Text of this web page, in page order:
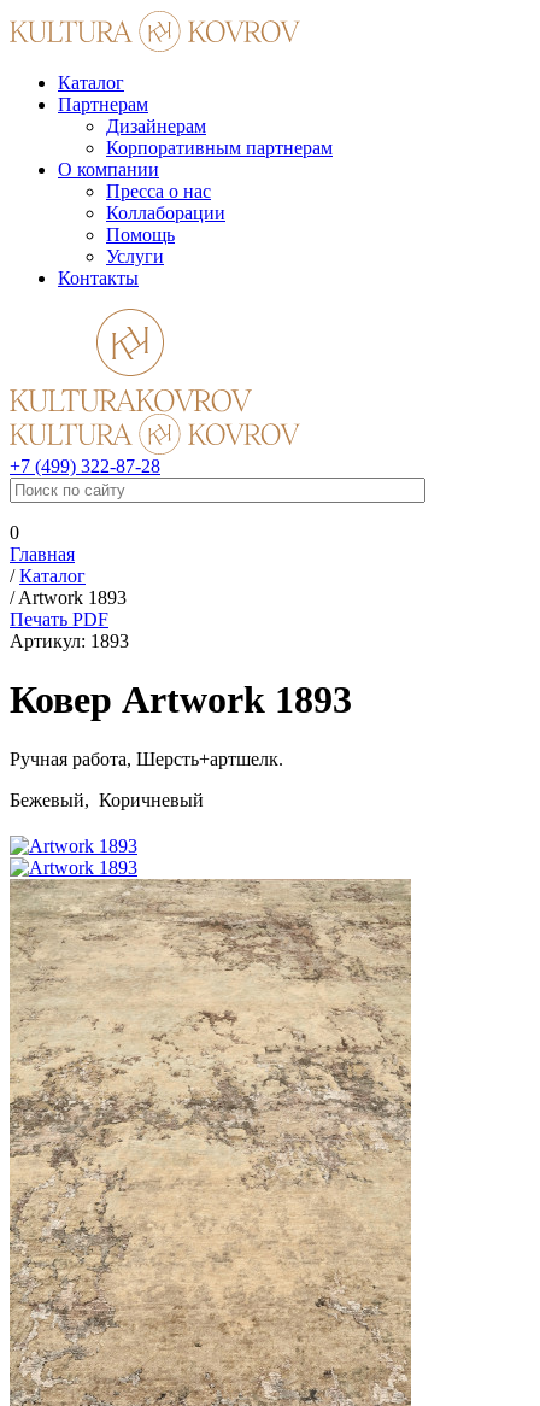
Каталог
Партнерам
Дизайнерам
Корпоративным партнерам
О компании
Пресса о нас
Коллаборации
Помощь
Услуги
Контакты
+7 (499) 322-87-28
0
Главная
/Каталог
/Artwork 1893
Печать PDF
Артикул: 1893
Ковер Artwork 1893
Ручная работа, Шерсть+артшелк.
Бежевый, Коричневый